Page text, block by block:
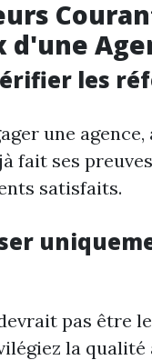
d'une
les
une
fait ses
satisfaits.
pas être
la qualité